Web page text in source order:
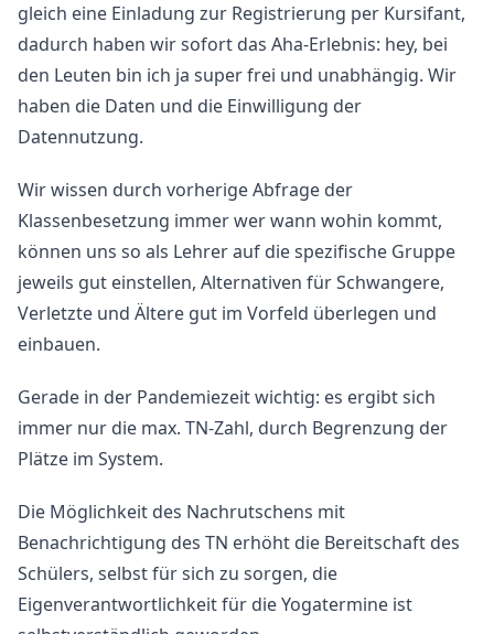
gleich eine Einladung zur Registrierung per Kursifant,
dadurch haben wir sofort das Aha-Erlebnis: hey, bei
den Leuten bin ich ja super frei und unabhängig. Wir
haben die Daten und die Einwilligung der
Datennutzung.
Wir wissen durch vorherige Abfrage der
Klassenbesetzung immer wer wann wohin kommt,
können uns so als Lehrer auf die spezifische Gruppe
jeweils gut einstellen, Alternativen für Schwangere,
Verletzte und Ältere gut im Vorfeld überlegen und
einbauen.
Gerade in der Pandemiezeit wichtig: es ergibt sich
immer nur die max. TN-Zahl, durch Begrenzung der
Plätze im System.
Die Möglichkeit des Nachrutschens mit
Benachrichtigung des TN erhöht die Bereitschaft des
Schülers, selbst für sich zu sorgen, die
Eigenverantwortlichkeit für die Yogatermine ist